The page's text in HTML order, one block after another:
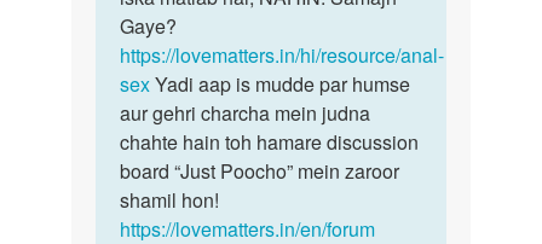
Gaye?
https://lovematters.in/hi/resource/anal-
sexYadi aap is mudde par humse
aur gehri charcha mein judna
chahte hain toh hamare discussion
board “Just Poocho” mein zaroor
shamil hon!
https://lovematters.in/en/forum